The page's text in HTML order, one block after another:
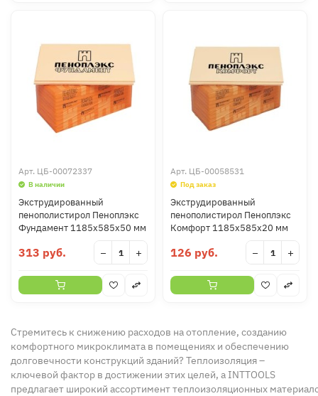
Арт. ЦБ-00072337
В наличии
Экструдированный
пенополистирол Пеноплэкс
Фундамент 1185х585х50 мм
313 руб. − +
Арт. ЦБ-00058531
Под заказ
Экструдированный
пенополистирол Пеноплэкс
Комфорт 1185х585х20 мм
126 руб. − +
Стремитесь к снижению расходов на отопление, созданию
комфортного микроклимата в помещениях и обеспечению
долговечности конструкций зданий? Теплоизоляция–
ключевой фактор в достижении этих целей, а INTTOOLS
предлагает широкий ассортименттеплоизоляционных